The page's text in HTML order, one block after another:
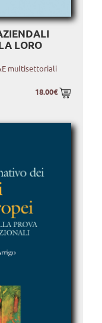
LORO
multisettoriali
18.00€